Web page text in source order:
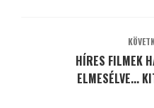
HÍRES FILMEK
ELMESÉLVE...